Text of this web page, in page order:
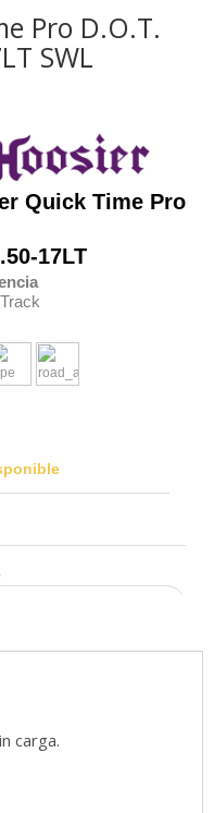
Pro D.O.T.
SWL
Quick Time Pro
17LT
carga.